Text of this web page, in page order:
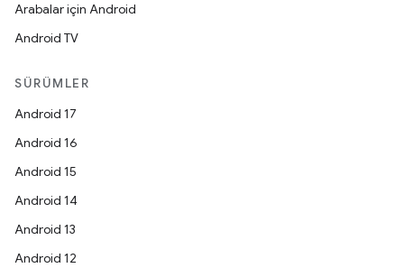
Arabalar için Android
Android TV
SÜRÜMLER
Android 17
Android 16
Android 15
Android 14
Android 13
Android 12